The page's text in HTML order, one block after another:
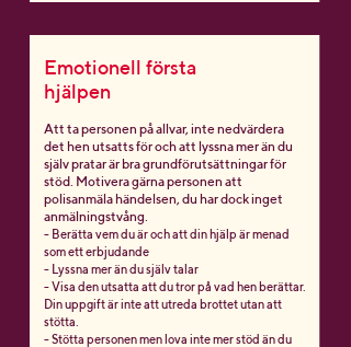
Emotionell första
hjälpen
Att ta personen på allvar, inte nedvärdera
det hen utsatts för och att lyssna mer än du
själv pratar är bra grundförutsättningar för
stöd. Motivera gärna personen att
polisanmäla händelsen, du har dock inget
anmälningstvång.
- Berätta vem du är och att din hjälp är menad
som ett erbjudande
- Lyssna mer än du själv talar
- Visa den utsatta att du tror på vad hen berättar.
Din uppgift är inte att utreda brottet utan att
stötta.
- Stötta personen men lova inte mer stöd än du